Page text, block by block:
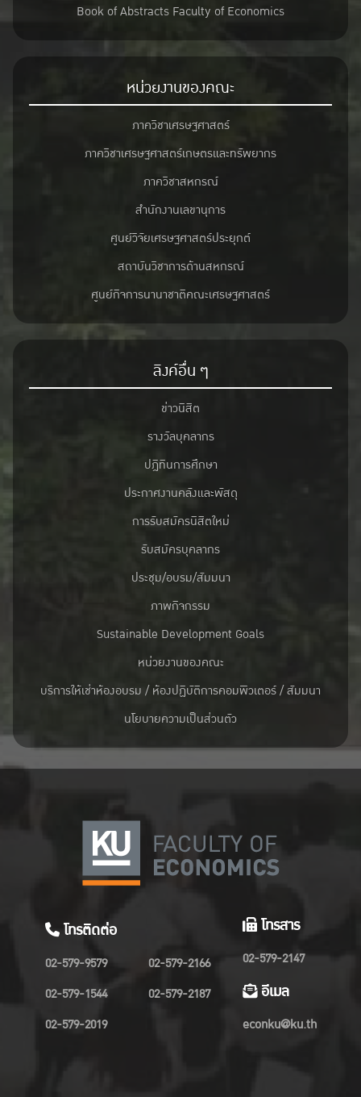
Book of Abstracts Faculty of Economics
หน่วยงานของคณะ
ภาควิชาเศรษฐศาสตร์
ภาควิชาเศรษฐศาสตร์เกษตรและทรัพยากร
ภาควิชาสหกรณ์
สำนักงานเลขานุการ
ศูนย์วิจัยเศรษฐศาสตร์ประยุกต์
สถาบันวิชาการด้านสหกรณ์
ศูนย์กิจการนานาชาติคณะเศรษฐศาสตร์
ลิงค์อื่น ๆ
ข่าวนิสิต
รางวัลบุคลากร
ปฎิทินการศึกษา
ประกาศงานคลังและพัสดุ
การรับสมัครนิสิตใหม่
รับสมัครบุคลากร
ประชุม/อบรม/สัมมนา
ภาพกิจกรรม
Sustainable Development Goals
หน่วยงานของคณะ
บริการให้เช่าห้องอบรม / ห้องปฏิบัติการคอมพิวเตอร์ / สัมมนา
นโยบายความเป็นส่วนตัว
โทรติดต่อ
02-579-9579
02-579-1544
02-579-2019
02-579-2166
02-579-2187
โทรสาร
02-579-2147
อีเมล
econku@ku.th